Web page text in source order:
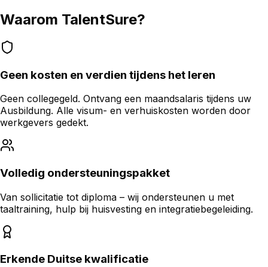
Waarom TalentSure?
Geen kosten en verdien tijdens het leren
Geen collegegeld. Ontvang een maandsalaris tijdens uw
Ausbildung. Alle visum- en verhuiskosten worden door
werkgevers gedekt.
Volledig ondersteuningspakket
Van sollicitatie tot diploma – wij ondersteunen u met
taaltraining, hulp bij huisvesting en integratiebegeleiding.
Erkende Duitse kwalificatie